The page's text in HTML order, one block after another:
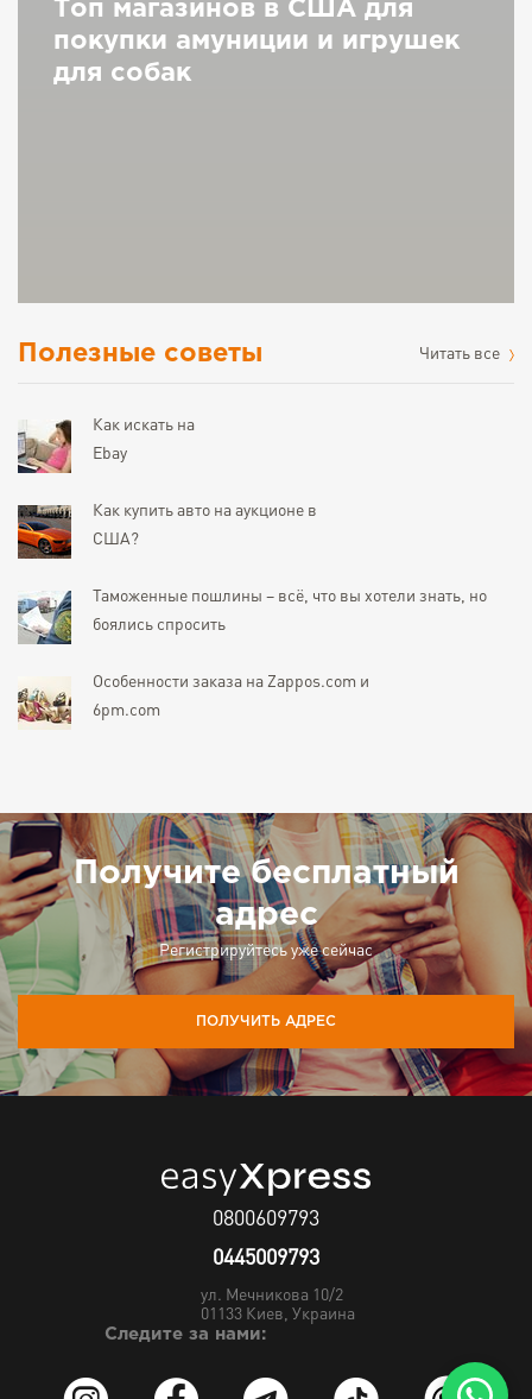
Топ магазинов в США для
покупки амуниции и игрушек
для собак
Полезные советы Читать все
Как искать на
Ebay
Как купить авто на аукционе в
США?
Таможенные пошлины – всё, что вы хотели знать, но
боялись спросить
Особенности заказа на Zappos.com и
6pm.com
Получите бесплатный
адрес
Регистрируйтесь уже сейчас
ПОЛУЧИТЬ АДРЕС
0800609793
0445009793
ул. Мечникова 10/2
01133 Киев, Украина
Следите за нами: